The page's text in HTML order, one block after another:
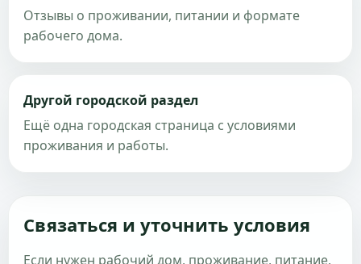
Отзывы о проживании, питании и формате
рабочего дома.
Другой городской раздел
Ещё одна городская страница с условиями
проживания и работы.
Связаться и уточнить условия
Если нужен рабочий дом, проживание, питание,